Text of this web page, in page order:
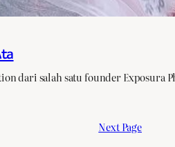
dari salah satu founder Exposura
Next Page